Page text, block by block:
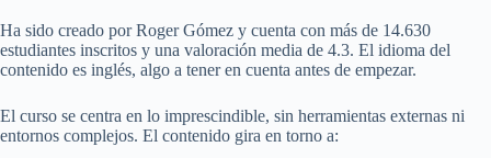
Ha sido creado por Roger Gómez y cuenta con más de 14.630
estudiantes inscritos y una valoración media de 4.3. El idioma del
contenido es inglés, algo a tener en cuenta antes de empezar.
El curso se centra en lo imprescindible, sin herramientas externas ni
entornos complejos. El contenido gira en torno a: